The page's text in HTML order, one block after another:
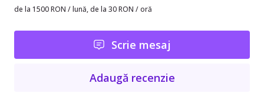
de la 1500 RON / lună, de la 30 RON / oră
Scrie mesaj
Adaugă recenzie